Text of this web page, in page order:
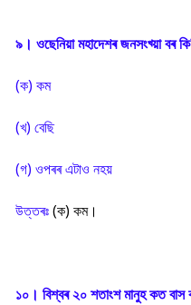
৯। ওছেনিয়া মহাদেশৰ জনসংখ্য়া বৰ
(ক) কম
(খ) বেছি
(গ) ওপৰৰ এটাও নহয়
উত্তৰঃ(ক) কম।
১০। বিশ্বৰ ২০ শতাংশ মানুহ কত বাস